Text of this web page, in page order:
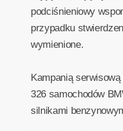
podciśnieniowy
przypadku
wymienione.
Kampanią
326 samochodów
silnikami